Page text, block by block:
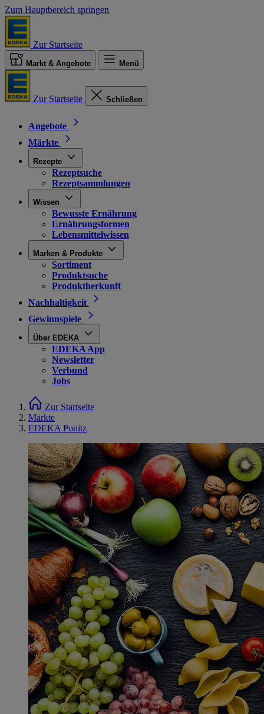
Zum Hauptbereich springen
Zur Startseite
Markt & Angebote Menü
Zur Startseite Schließen
Angebote
Märkte
Rezepte
Rezeptsuche
Rezeptsammlungen
Wissen
Bewusste Ernährung
Ernährungsformen
Lebensmittelwissen
Marken & Produkte
Sortiment
Produktsuche
Produktherkunft
Nachhaltigkeit
Gewinnspiele
Über EDEKA
EDEKA App
Newsletter
Verbund
Jobs
Zur Startseite
Märkte
EDEKA Ponitz